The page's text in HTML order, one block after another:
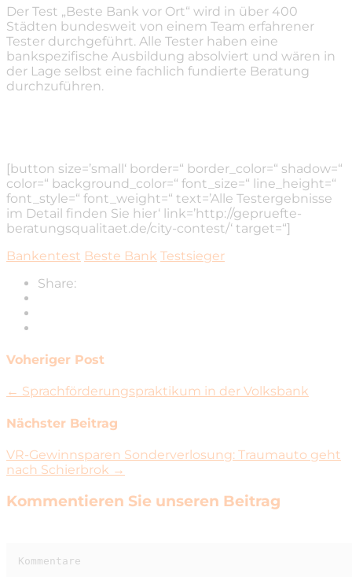
Der Test „Beste Bank vor Ort“ wird in über 400
Städten bundesweit von einem Team erfahrener
Tester durchgeführt. Alle Tester haben eine
bankspezifische Ausbildung absolviert und wären in
der Lage selbst eine fachlich fundierte Beratung
durchzuführen.
[button size=’small‘ border=“ border_color=“ shadow=“
color=“ background_color=“ font_size=“ line_height=“
font_style=“ font_weight=“ text=’Alle Testergebnisse
im Detail finden Sie hier‘ link=’http://gepruefte-
beratungsqualitaet.de/city-contest/‘ target=“]
Bankentest Beste Bank Testsieger
Share:
Voheriger Post
← Sprachförderungspraktikum in der Volksbank
Nächster Beitrag
VR-Gewinnsparen Sonderverlosung: Traumauto geht
nach Schierbrok →
Kommentieren Sie unseren Beitrag